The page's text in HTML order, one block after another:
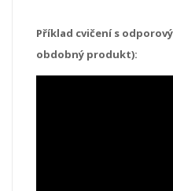
Příklad cvičení s
obdobný produkt):